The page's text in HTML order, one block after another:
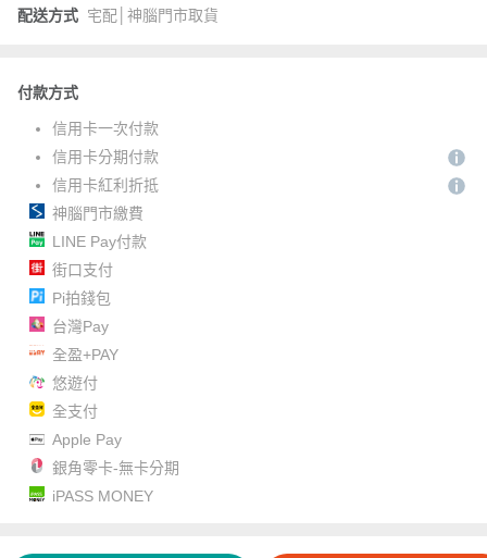
配送方式 宅配│神腦門市取貨
付款方式
信用卡一次付款
信用卡分期付款
信用卡紅利折抵
神腦門市繳費
LINE Pay付款
街口支付
Pi拍錢包
台灣Pay
全盈+PAY
悠遊付
全支付
Apple Pay
銀角零卡-無卡分期
iPASS MONEY